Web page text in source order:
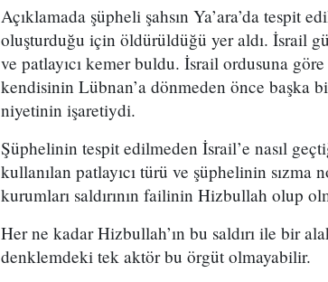
Açıklamada şüpheli şahsın Ya’ara’da tespit
oluşturduğu için öldürüldüğü yer aldı. İsrail
ve patlayıcı kemer buldu. İsrail ordusuna
kendisinin Lübnan’a dönmeden önce başka
niyetinin işaretiydi.
Şüphelinin tespit edilmeden İsrail’e nasıl
kullanılan patlayıcı türü ve şüphelinin
kurumları saldırının failinin Hizbullah olup
Her ne kadar Hizbullah’ın bu saldırı ile bir
denklemdeki tek aktör bu örgüt olmayabilir.